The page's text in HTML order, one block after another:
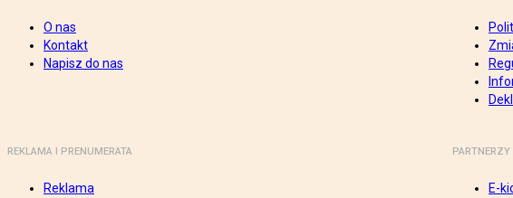
O nas
Kontakt
Napisz do nas
REKLAMA I PRENUMERATA
Reklama
PARTNERZY
E-